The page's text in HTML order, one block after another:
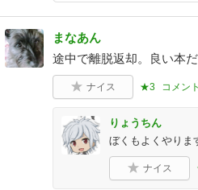
まなあん
途中で離脱返却。良い本
ナイス ★3 コメン
りょうちん
ぼくもよくやりま
ナイス